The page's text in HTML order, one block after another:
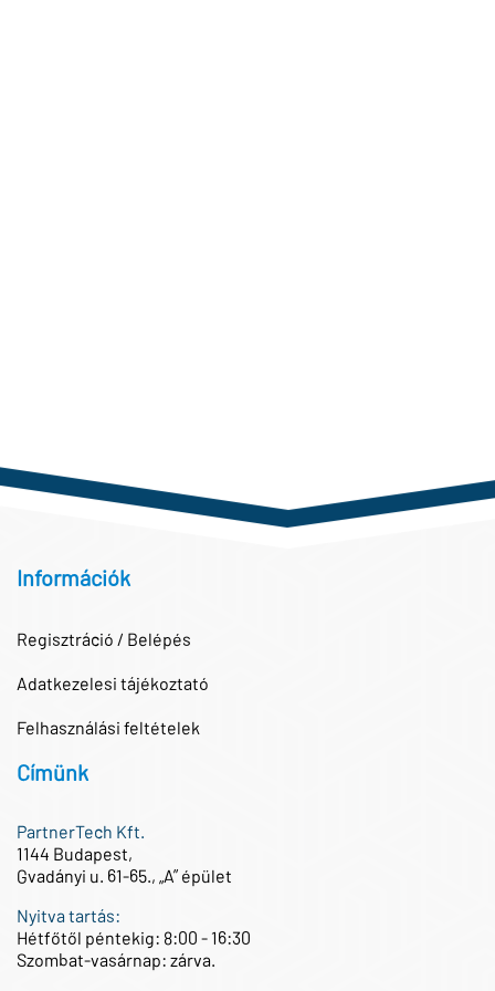
Információk
Regisztráció / Belépés
Adatkezelesi tájékoztató
Felhasználási feltételek
Címünk
PartnerTech Kft.
1144 Budapest,
Gvadányi u. 61-65., „A” épület
Nyitva tartás:
Hétfőtől péntekig: 8:00 - 16:30
Szombat-vasárnap: zárva.